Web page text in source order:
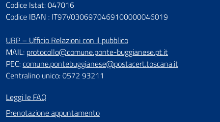
Codice Istat: 047016
Codice IBAN : IT97V0306970469100000046019
URP – Ufficio Relazioni con il pubblico
MAIL: protocollo@comune.ponte-buggianese.pt.it
PEC:comune.pontebuggianese@postacert.toscana.it
Centralino unico: 0572 93211
Leggi le FAQ
Prenotazione appuntamento